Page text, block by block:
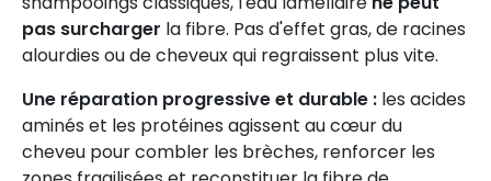
pas surcharger la fibre. Pas d'effet gras, de racines
alourdies ou de cheveux qui regraissent plus vite.
Une réparation progressive et durable : les acides
aminés et les protéines agissent au cœur du
cheveu pour combler les brèches, renforcer les